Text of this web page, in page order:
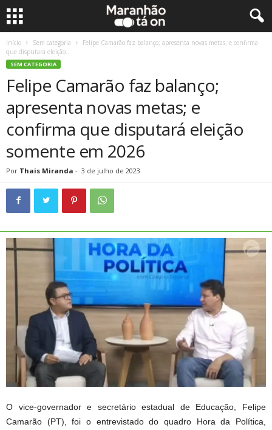
Início Sem categoria
Felipe Camarão faz balanço; apresenta novas metas; e confirma
que disputará eleição...
SEM CATEGORIA
Felipe Camarão faz balanço;
apresenta novas metas; e
confirma que disputará eleição
somente em 2026
Por Thais Miranda - 3 de julho de 2023
O vice-governador e secretário estadual de Educação, Felipe
Camarão (PT), foi o entrevistado do quadro Hora da Política,